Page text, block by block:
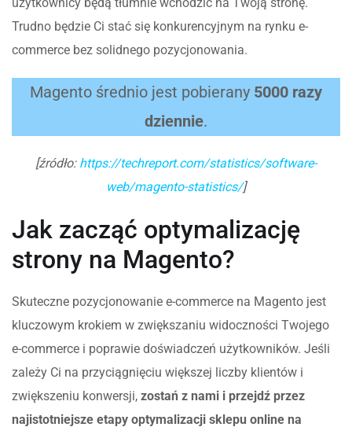
Trudno będzie Ci stać się konkurencyjnym na rynku e-
commerce bez solidnego pozycjonowania.
Magento średnio jest pobierany 5000 razy
dziennie.
[źródło: https://techreport.com/statistics/software-
web/magento-statistics/]
Jak zacząć optymalizację
strony na Magento?
Skuteczne pozycjonowanie e-commerce na Magento jest
kluczowym krokiem w zwiększaniu widoczności Twojego
e-commerce i poprawie doświadczeń użytkowników. Jeśli
zależy Ci na przyciągnięciu większej liczby klientów i
zwiększeniu konwersji, zostań z nami i przejdź przez
najistotniejsze etapy optymalizacji sklepu online na